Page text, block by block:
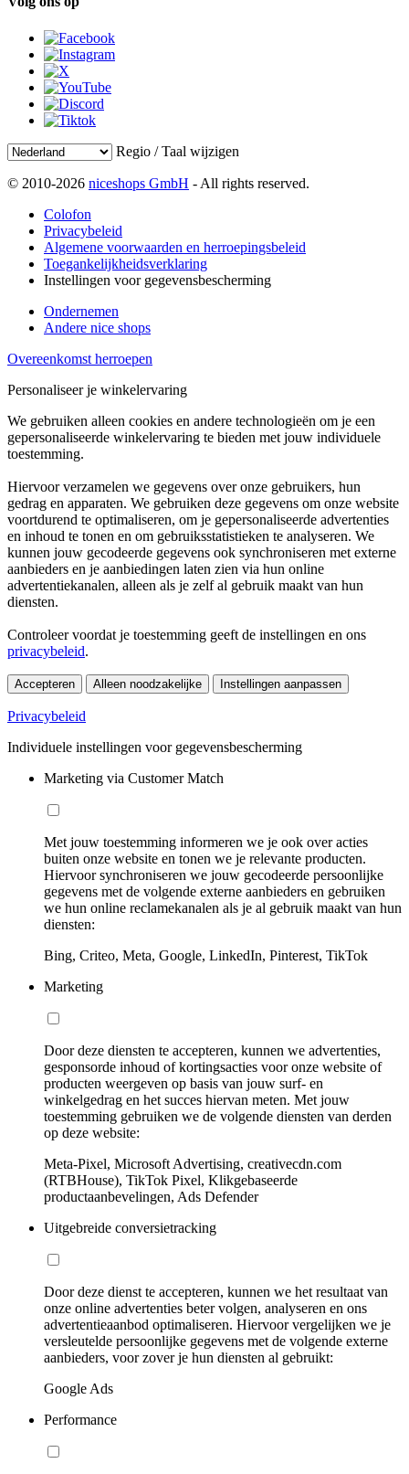
Regio / Taal wijzigen
© 2010-2026 niceshops GmbH - All rights reserved.
Colofon
Privacybeleid
Algemene voorwaarden en herroepingsbeleid
Toegankelijkheidsverklaring
Instellingen voor gegevensbescherming
Ondernemen
Andere nice shops
Overeenkomst herroepen
Personaliseer je winkelervaring
We gebruiken alleen cookies en andere technologieën om je een
gepersonaliseerde winkelervaring te bieden met jouw individuele
toestemming.
Hiervoor verzamelen we gegevens over onze gebruikers, hun
gedrag en apparaten. We gebruiken deze gegevens om onze website
voortdurend te optimaliseren, om je gepersonaliseerde advertenties
en inhoud te tonen en om gebruiksstatistieken te analyseren. We
kunnen jouw gecodeerde gegevens ook synchroniseren met externe
aanbieders en je aanbiedingen laten zien via hun online
advertentiekanalen, alleen als je zelf al gebruik maakt van hun
diensten.
Controleer voordat je toestemming geeft de instellingen en ons
privacybeleid.
Accepteren Alleen noodzakelijke Instellingen aanpassen
Privacybeleid
Individuele instellingen voor gegevensbescherming
Marketing via Customer Match
Met jouw toestemming informeren we je ook over acties
buiten onze website en tonen we je relevante producten.
Hiervoor synchroniseren we jouw gecodeerde persoonlijke
gegevens met de volgende externe aanbieders en gebruiken
we hun online reclamekanalen als je al gebruik maakt van hun
diensten:
Bing, Criteo, Meta, Google, LinkedIn, Pinterest, TikTok
Marketing
Door deze diensten te accepteren, kunnen we advertenties,
gesponsorde inhoud of kortingsacties voor onze website of
producten weergeven op basis van jouw surf- en
winkelgedrag en het succes hiervan meten. Met jouw
toestemming gebruiken we de volgende diensten van derden
op deze website:
Meta-Pixel, Microsoft Advertising, creativecdn.com
(RTBHouse), TikTok Pixel, Klikgebaseerde
productaanbevelingen, Ads Defender
Uitgebreide conversietracking
Door deze dienst te accepteren, kunnen we het resultaat van
onze online advertenties beter volgen, analyseren en ons
advertentieaanbod optimaliseren. Hiervoor vergelijken we je
versleutelde persoonlijke gegevens met de volgende externe
aanbieders, voor zover je hun diensten al gebruikt:
Google Ads
Performance